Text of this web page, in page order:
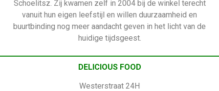
Schoelitsz. Zij kwamen zelf in 2004 bij de winkel terecht
vanuit hun eigen leefstijl en willen duurzaamheid en
buurtbinding nog meer aandacht geven in het licht van de
huidige tijdsgeest.
DELICIOUS FOOD
Westerstraat 24H